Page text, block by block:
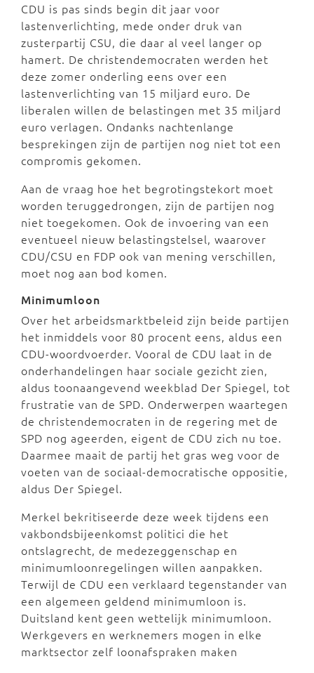
CDU is pas sinds begin dit jaar voor
lastenverlichting, mede onder druk van
zusterpartij CSU, die daar al veel langer op
hamert. De christendemocraten werden het
deze zomer onderling eens over een
lastenverlichting van 15 miljard euro. De
liberalen willen de belastingen met 35 miljard
euro verlagen. Ondanks nachtenlange
besprekingen zijn de partijen nog niet tot een
compromis gekomen.
Aan de vraag hoe het begrotingstekort moet
worden teruggedrongen, zijn de partijen nog
niet toegekomen. Ook de invoering van een
eventueel nieuw belastingstelsel, waarover
CDU/CSU en FDP ook van mening verschillen,
moet nog aan bod komen.
Minimumloon
Over het arbeidsmarktbeleid zijn beide partijen
het inmiddels voor 80 procent eens, aldus een
CDU-woordvoerder. Vooral de CDU laat in de
onderhandelingen haar sociale gezicht zien,
aldus toonaangevend weekblad Der Spiegel, tot
frustratie van de SPD. Onderwerpen waartegen
de christendemocraten in de regering met de
SPD nog ageerden, eigent de CDU zich nu toe.
Daarmee maait de partij het gras weg voor de
voeten van de sociaal-democratische oppositie,
aldus Der Spiegel.
Merkel bekritiseerde deze week tijdens een
vakbondsbijeenkomst politici die het
ontslagrecht, de medezeggenschap en
minimumloonregelingen willen aanpakken.
Terwijl de CDU een verklaard tegenstander van
een algemeen geldend minimumloon is.
Duitsland kent geen wettelijk minimumloon.
Werkgevers en werknemers mogen in elke
marktsector zelf loonafspraken maken